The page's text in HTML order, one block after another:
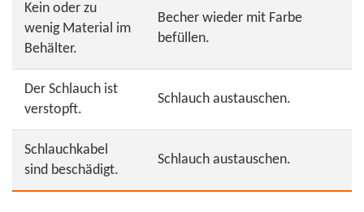
Kein oder zu
wenig Material im
Behälter.
Becher wieder mit Farbe
befüllen.
Der Schlauch ist
verstopft.
Schlauch austauschen.
Schlauchkabel
sind beschädigt.
Schlauch austauschen.